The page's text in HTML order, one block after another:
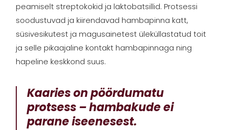
peamiselt streptokokid ja laktobatsillid. Protsessi
soodustuvad ja kiirendavad hambapinna katt,
süsivesikutest ja magusainetest üleküllastatud toit
ja selle pikaajaline kontakt hambapinnaga ning
hapeline keskkond suus.
Kaaries on pöördumatu
protsess – hambakude ei
parane iseenesest.